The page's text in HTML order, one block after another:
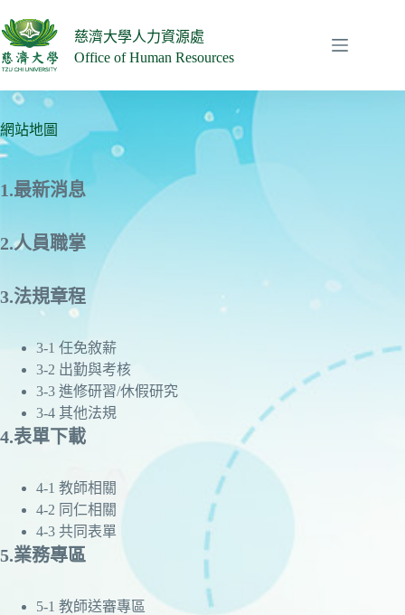
至
主
要
內
容
慈濟大學人力資源處
Office of Human Resources
網站地圖
1.最新消息
2.人員職掌
3.法規章程
3-1 任免敘薪
3-2 出勤與考核
3-3 進修研習/休假研究
3-4 其他法規
4.表單下載
4-1 教師相關
4-2 同仁相關
4-3 共同表單
5.業務專區
5-1 教師送審專區